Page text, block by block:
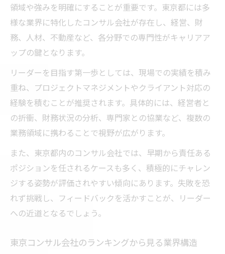
業界リーダーシップを磨くための視点
コンサル業界でリーダーシップを育む方法
東京都で業界リーダーとなるスキルと資質
説
経営コンサルタントが実践する成長戦略と
は
リーダーシップを強化する東京都コンサル
の環境
キャリアアップに強い東京都のコンサル事情
キャリアアップを支える東京都のコンサル
環境
東京都のコンサルで昇進しやすい職場環境
領域や強みを明確にすることが重要です。東京都には多
様な業界に特化したコンサル会社が存在し、経営、財
務、人材、不動産など、各分野での専門性がキャリアア
ップの鍵となります。
リーダーを目指す第一歩としては、現場での実績を積み
重ね、プロジェクトマネジメントやクライアント対応の
経験を積むことが推奨されます。具体的には、経営者と
の折衝、財務状況の分析、専門家との協業など、複数の
業務領域に携わることで視野が広がります。
また、東京都内のコンサル会社では、早期から責任ある
ポジションを任されるケースも多く、積極的にチャレン
ジする姿勢が評価されやすい傾向にあります。失敗を恐
れず挑戦し、フィードバックを活かすことが、リーダー
への近道となるでしょう。
東京コンサル会社のランキングから見る業界構造